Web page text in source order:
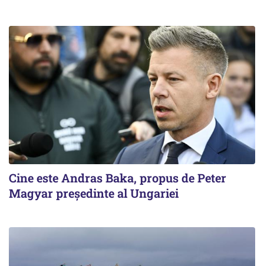
Cine este Andras Baka, propus de Peter
Magyar președinte al Ungariei